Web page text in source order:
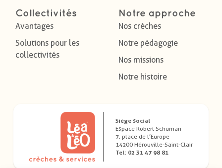
Collectivités
Avantages
Solutions pour les
collectivités
Notre approche
Nos crèches
Notre pédagogie
Nos missions
Notre histoire
Siège social
Espace Robert Schuman
7, place de l’Europe
14200 Hérouville-Saint-Clair
Tel: 02 31 47 98 81